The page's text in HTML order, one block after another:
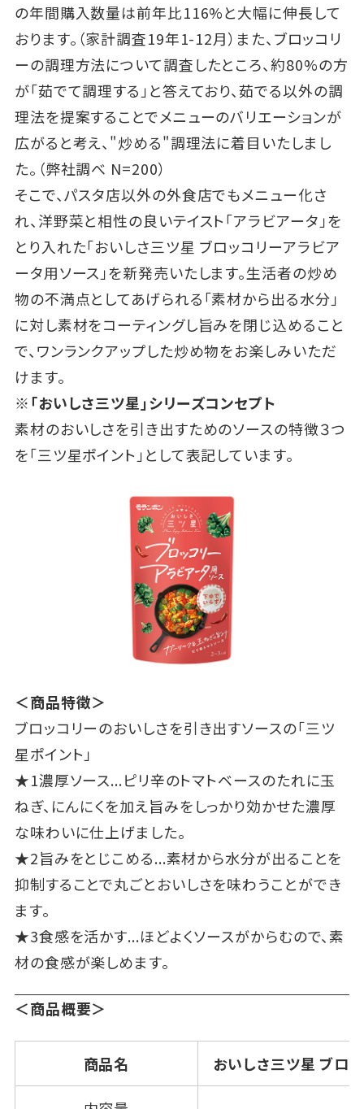
の年間購入数量は前年比116%と大幅に伸長して
おります。（家計調査19年1-12月）また、ブロッコリ
ーの調理方法について調査したところ、約80%の方
が「茹でて調理する」と答えており、茹でる以外の調
理法を提案することでメニューのバリエーションが
広がると考え、"炒める"調理法に着目いたしまし
た。（弊社調べ N=200）
そこで、パスタ店以外の外食店でもメニュー化さ
れ、洋野菜と相性の良いテイスト「アラビアータ」を
とり入れた「おいしさ三ツ星 ブロッコリーアラビア
ータ用ソース」を新発売いたします。生活者の炒め
物の不満点としてあげられる「素材から出る水分」
に対し素材をコーティングし旨みを閉じ込めること
で、ワンランクアップした炒め物をお楽しみいただ
けます。
※「おいしさ三ツ星」シリーズコンセプト
素材のおいしさを引き出すためのソースの特徴３つ
を「三ツ星ポイント」として表記しています。
＜商品特徴＞
ブロッコリーのおいしさを引き出すソースの「三ツ
星ポイント」
★1濃厚ソース...ピリ辛のトマトベースのたれに玉
ねぎ、にんにくを加え旨みをしっかり効かせた濃厚
な味わいに仕上げました。
★2旨みをとじこめる...素材から水分が出ることを
抑制することで丸ごとおいしさを味わうことができ
ます。
★3食感を活かす...ほどよくソースがからむので、素
材の食感が楽しめます。
＜商品概要＞
商品名 おいしさ三ツ星 ブロ